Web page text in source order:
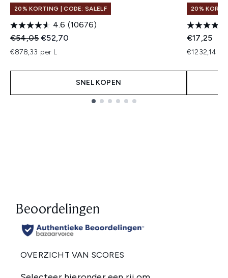
20% KORTING | CODE: SALELF
4.6 (10676)
Recommended Retail Price:
€54,05Huidige prijs:
€52,70
€878,33 per L
SNEL KOPEN
20%
€17,25
€1232,14